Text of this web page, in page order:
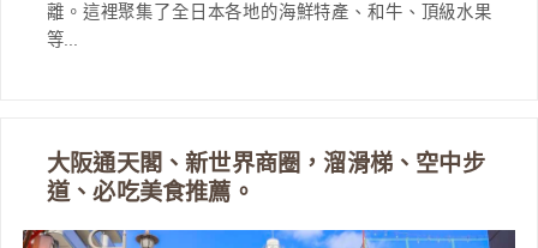
離。這裡聚集了全日本各地的海鮮特產、和牛、頂級水果
等...
大阪通天閣、新世界商圈，溜滑梯、空中步
道、必吃美食推薦。